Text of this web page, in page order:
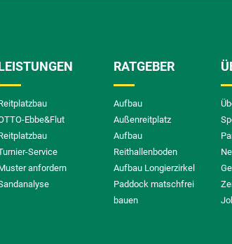
LEISTUNGEN
Ebbe&Flut
Service
anfordern
RATGEBER
Aufbau
Außenreitplatz
Aufbau
Reithallenboden
Aufbau Longierzirkel
Paddock matschfrei
bauen